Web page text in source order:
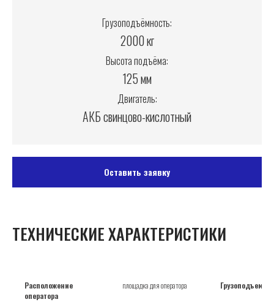
Грузоподъёмность:
2000 кг
Высота подъёма:
125 мм
Двигатель:
АКБ свинцово-кислотный
Оставить заявку
ТЕХНИЧЕСКИЕ ХАРАКТЕРИСТИКИ
Расположение
оператора
площадка для оператора